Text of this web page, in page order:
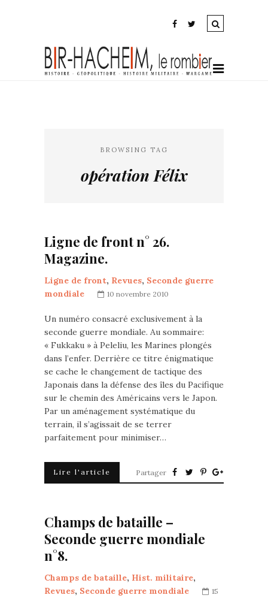
BROWSING TAG
opération Félix
Ligne de front n° 26.
Magazine.
Ligne de front, Revues, Seconde guerre
mondiale
10 novembre 2010
Un numéro consacré exclusivement à la
seconde guerre mondiale. Au sommaire:
« Fukkaku » à Peleliu, les Marines plongés
dans l’enfer. Derrière ce titre énigmatique
se cache le changement de tactique des
Japonais dans la défense des îles du Pacifique
sur le chemin des Américains vers le Japon.
Par un aménagement systématique du
terrain, il s’agissait de se terrer
parfaitement pour minimiser…
Lire l'article Partager
Champs de bataille –
Seconde guerre mondiale
n°8.
Champs de bataille, Hist. militaire,
Revues, Seconde guerre mondiale
15